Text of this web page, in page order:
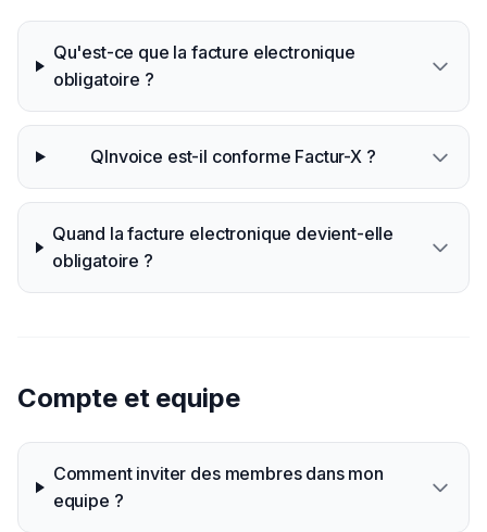
Qu'est-ce que la facture electronique
obligatoire ?
QInvoice est-il conforme Factur-X ?
Quand la facture electronique devient-elle
obligatoire ?
Compte et equipe
Comment inviter des membres dans mon
equipe ?